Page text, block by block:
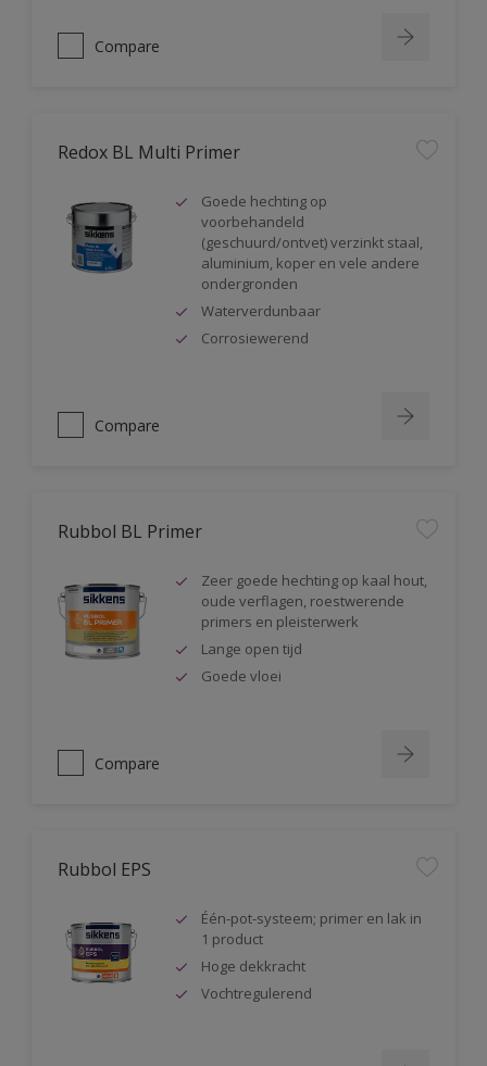
Compare
Redox BL Multi Primer
Goede hechting op
voorbehandeld
(geschuurd/ontvet) verzinkt staal,
aluminium, koper en vele andere
ondergronden
Waterverdunbaar
Corrosiewerend
Compare
Rubbol BL Primer
Zeer goede hechting op kaal hout,
oude verflagen, roestwerende
primers en pleisterwerk
Lange open tijd
Goede vloei
Compare
Rubbol EPS
Één-pot-systeem; primer en lak in
1 product
Hoge dekkracht
Vochtregulerend